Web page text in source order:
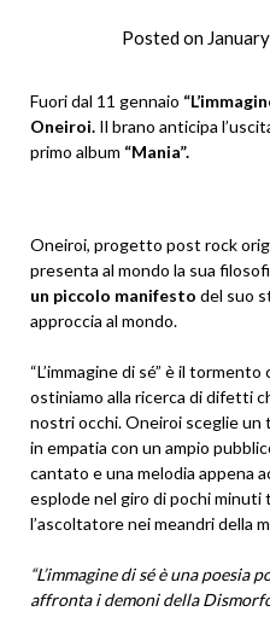
Posted on
Fuori dal 11 gennaio
Oneiroi. Il brano anticipa
primo album “Mania”.
Oneiroi, progetto post rock
presenta al mondo la sua
un piccolo manifesto del suo
approccia al mondo.
“L’immagine di sé” è il
ostiniamo alla ricerca di difetti
nostri occhi. Oneiroi sceglie
in empatia con un ampio
cantato e una melodia appena
esplode nel giro di pochi
l’ascoltatore nei meandri della
“L’immagine di sé è una poesia
affronta i demoni della